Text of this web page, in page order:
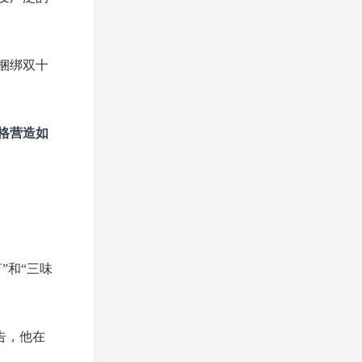
绑双十
营造如
和“三味
，他在